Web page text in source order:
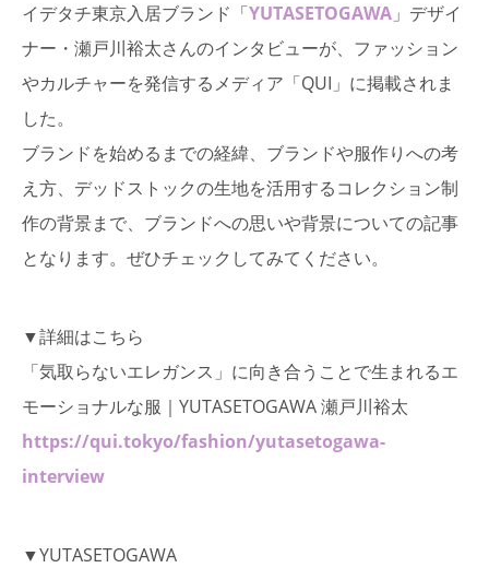
イデタチ東京入居ブランド「YUTASETOGAWA 」デザイ
ナー・瀬戸川裕太さんのインタビューが、ファッション
やカルチャーを発信するメディア「QUI」に掲載されま
した。
ブランドを始めるまでの経緯、ブランドや服作りへの考
え方、デッドストックの生地を活用するコレクション制
作の背景まで、ブランドへの思いや背景についての記事
となります。ぜひチェックしてみてください。
▼詳細はこちら
「気取らないエレガンス」に向き合うことで生まれるエ
モーショナルな服｜YUTASETOGAWA 瀬戸川裕太
https://qui.tokyo/fashion/yutasetogawa-
interview
▼YUTASETOGAWA